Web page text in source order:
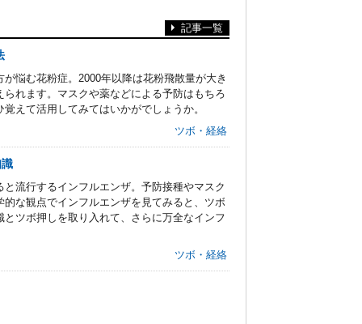
記事一覧
悩む花粉症。2000年以降は花粉飛散量が大き
れます。マスクや薬などによる予防はもちろ
えて活用してみてはいかがでしょうか。
ツボ・経絡
流行するインフルエンザ。予防接種やマスク
な観点でインフルエンザを見てみると、ツボ
ツボ押しを取り入れて、さらに万全なインフ
ツボ・経絡